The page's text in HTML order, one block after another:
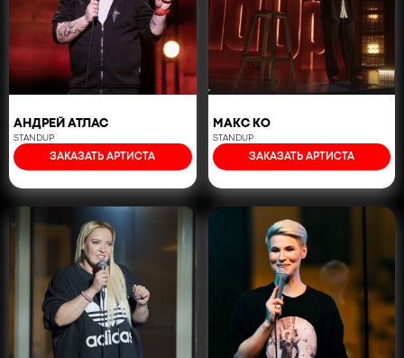
АНДРЕЙ АТЛАС
STANDUP
ЗАКАЗАТЬ АРТИСТА
МАКС КО
STANDUP
ЗАКАЗАТЬ АРТИСТА